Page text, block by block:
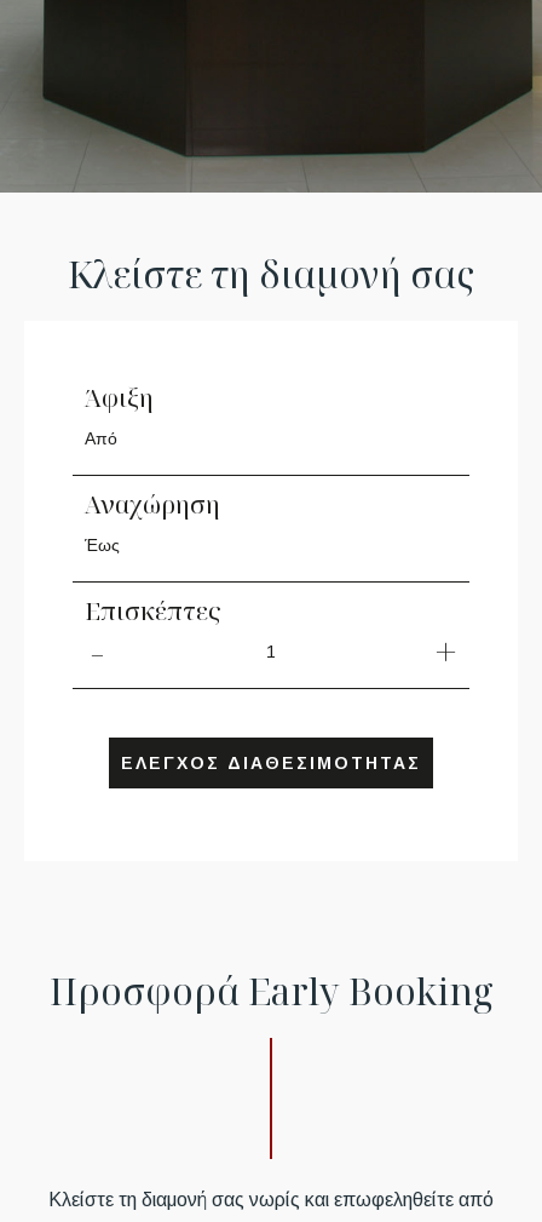
Κλείστε τη διαμονή σας
Άφιξη
Αναχώρηση
Επισκέπτες
1
ΈΛΕΓΧΟΣ ΔΙΑΘΕΣΙΜΌΤΗΤΑΣ
Προσφορά Early Booking
Κλείστε τη διαμονή σας νωρίς και επωφεληθείτε από